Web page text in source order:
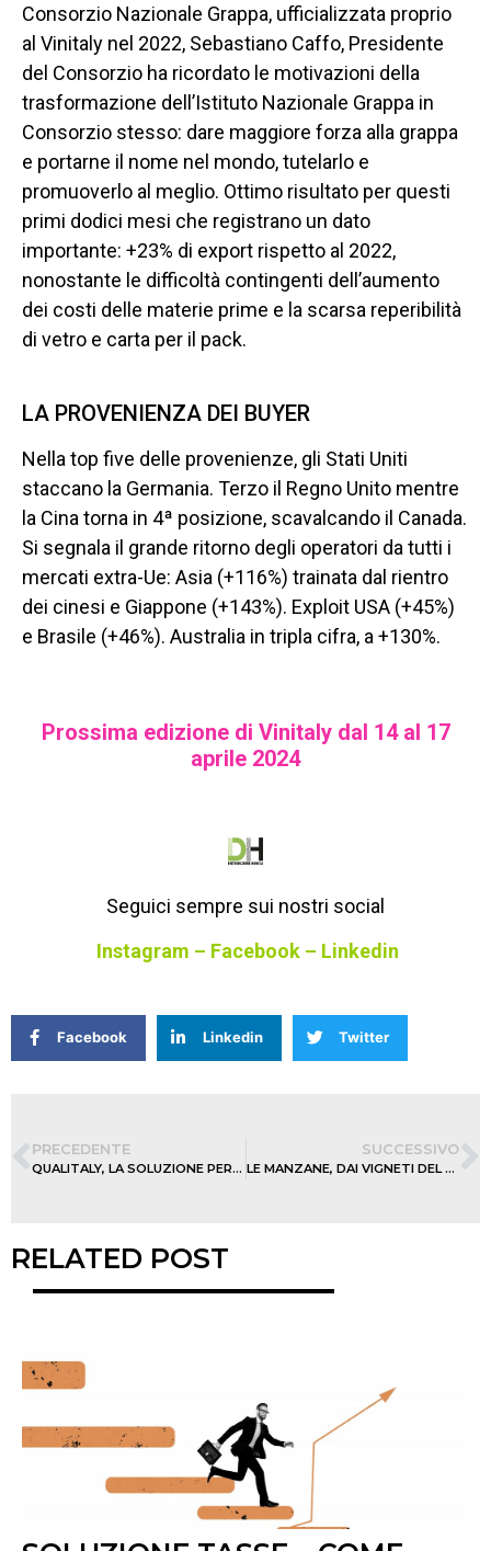
Consorzio Nazionale Grappa, ufficializzata proprio
al Vinitaly nel 2022, Sebastiano Caffo, Presidente
del Consorzio ha ricordato le motivazioni della
trasformazione dell’Istituto Nazionale Grappa in
Consorzio stesso: dare maggiore forza alla grappa
e portarne il nome nel mondo, tutelarlo e
promuoverlo al meglio. Ottimo risultato per questi
primi dodici mesi che registrano un dato
importante: +23% di export rispetto al 2022,
nonostante le difficoltà contingenti dell’aumento
dei costi delle materie prime e la scarsa reperibilità
di vetro e carta per il pack.
LA PROVENIENZA DEI BUYER
Nella top five delle provenienze, gli Stati Uniti
staccano la Germania. Terzo il Regno Unito mentre
la Cina torna in 4ª posizione, scavalcando il Canada.
Si segnala il grande ritorno degli operatori da tutti i
mercati extra-Ue: Asia (+116%) trainata dal rientro
dei cinesi e Giappone (+143%). Exploit USA (+45%)
e Brasile (+46%). Australia in tripla cifra, a +130%.
Prossima edizione di Vinitaly dal 14 al 17
aprile 2024
Seguici sempre sui nostri social
Instagram – Facebook – Linkedin
Facebook Linkedin Twitter
PRECEDENTE
QUALITALY, LA SOLUZIONE PER IL CANALE FOODSERVICE
SUCCESSIVO
LE MANZANE, DAI VIGNETI DEL CARTIZZE NASCE IL NUOVO SPRINGO GOLD
RELATED POST